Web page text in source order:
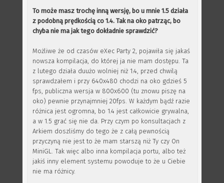
To może masz trochę inną wersję, bo u mnie 1.5 działa
z podobną prędkością co 1.4. Tak na oko patrząc, bo
chyba nie ma jak tego dokładnie sprawdzić?
Możliwe że od czasów eXec Party 2, pojawiła się jakaś
nowsza kompilacja, do której ja nie mam dostępu. Ta
z lutego działa duużo wolniej niż 1.4, przed chwilą
sprawdzałem i przy 640x480 chodzi na oko gdzieś 5
fps, publiczna wersja w 800x600 (tu znowu piszę na
oko) pewnie przynajmniej 20fps. W każdym bądź razie
różnica jest ogromna, bo 1.4 jest całkowicie grywalna,
a w 1.5 grać się nie da. Przy czym po konsultacjach z
Arkiem doszliśmy do tego że z całą pewnością
przyczyną nie jest to że mam starszą niż Ty czy On
MiniGL. Tak więc albo inna kompilacja portu, albo też
jakiś inny element systemu powoduje to że u Ciebie
nie ma różnicy.